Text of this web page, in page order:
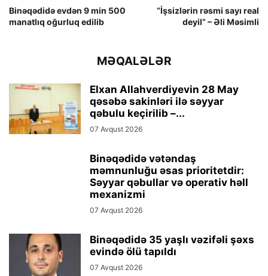
Binəqədidə evdən 9 min 500
manatlıq oğurluq edilib
“İşsizlərin rəsmi sayı real
deyil” – Əli Məsimli
MƏQALƏLƏR
Elxan Allahverdiyevin 28 May
qəsəbə sakinləri ilə səyyar
qəbulu keçirilib –...
07 Avqust 2026
Binəqədidə vətəndaş
məmnunluğu əsas prioritetdir:
Səyyar qəbullar və operativ həll
mexanizmi
07 Avqust 2026
Binəqədidə 35 yaşlı vəzifəli şəxs
evində ölü tapıldı
07 Avqust 2026